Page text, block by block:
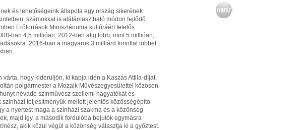
és lehetőségeink állapota egy ország sikerének
számokkal is alátámasztható módon fejlődő
Erőforrások Minisztériuma kultúráért felelős
ban 4,5 millióan, 2012-ben alig több, mint 5 millióan,
2016-ban a magyarok 3 milliárd forinttal többet
hogy kiderüljön, ki kapja idén a Kaszás Attila-díjat.
polgármester a Mozaik Művészegyesülettel közösen
névadó színművész szellemi hagyatékát és
teljesítményük mellett jelentős közösségépítő
a nyertest maga a színházi szakma és a közönség
majd így, a második fordulóba bejutók egymásra
akik közül végül a közönség választja ki a győztest.